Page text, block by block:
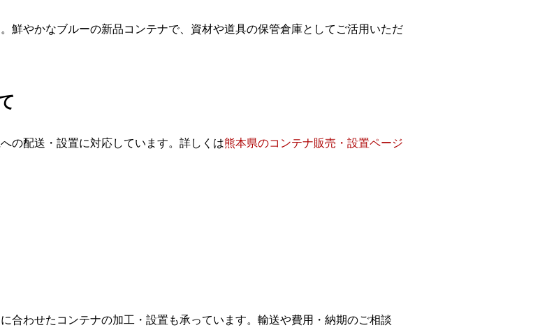
鮮やかなブルーの新品コンテナで、資材や道具の保管倉庫としてご活用いただ
の配送・設置に対応しています。詳しくは熊本県のコンテナ販売・設置ページ
合わせたコンテナの加工・設置も承っています。輸送や費用・納期のご相談